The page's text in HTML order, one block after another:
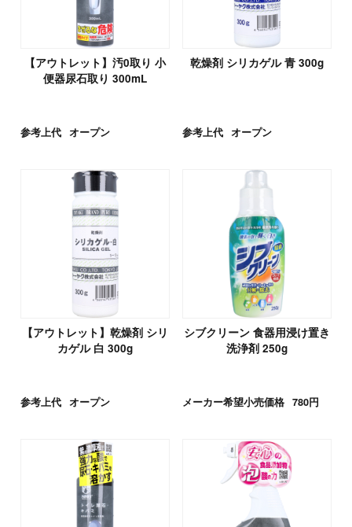
【アウトレット】汚0取り 小
便器尿石取り 300mL
参考上代 オープン
乾燥剤 シリカゲル 青 300g
参考上代 オープン
【アウトレット】乾燥剤 シリ
カゲル 白 300g
参考上代 オープン
シブクリーン 食器用浸け置き
洗浄剤 250g
メーカー希望小売価格 780円